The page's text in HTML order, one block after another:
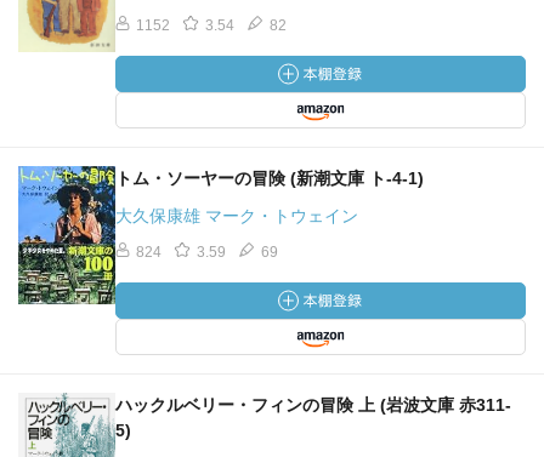
1152 3.54 82
トム・ソーヤーの冒険 (新潮文庫 ト-4-1)
大久保康雄 マーク・トウェイン
824 3.59 69
ハックルベリー・フィンの冒険 上 (岩波文庫 赤311-
5)